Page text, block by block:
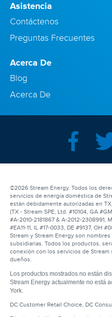
Asistencia
Contáctenos
Preguntas Frecuentes
Acerca De
Blog
Acerca De
©2026 Stream Energy. Todos los
servicios de energía doméstica de
están debidamente autorizadas en
(TX - Stream SPE, Ltd. #10104, GA
#A-2010-2181867 & A-2012-2308991,
#EA11-11, IL #17-0033, DE #9137, OH
Stream y Stream Energy son
subsidiarias. Todos los productos,
conexión con los servicios de
dueños.
Los productos mostrados no están
Stream Energy actualmente no está
York.
DC Customer Retail Choice, DC